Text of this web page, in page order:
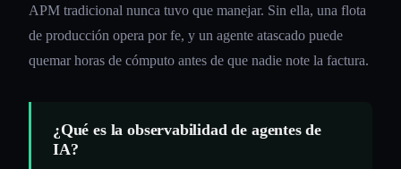
APM tradicional nunca tuvo que manejar. Sin ella, una flota
de producción opera por fe, y un agente atascado puede
quemar horas de cómputo antes de que nadie note la factura.
¿Qué es la observabilidad de agentes de
IA?